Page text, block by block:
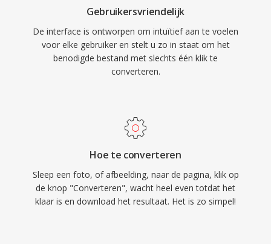
Gebruikersvriendelijk
De interface is ontworpen om intuïtief aan te voelen
voor elke gebruiker en stelt u zo in staat om het
benodigde bestand met slechts één klik te
converteren.
Hoe te converteren
Sleep een foto, of afbeelding, naar de pagina, klik op
de knop "Converteren", wacht heel even totdat het
klaar is en download het resultaat. Het is zo simpel!